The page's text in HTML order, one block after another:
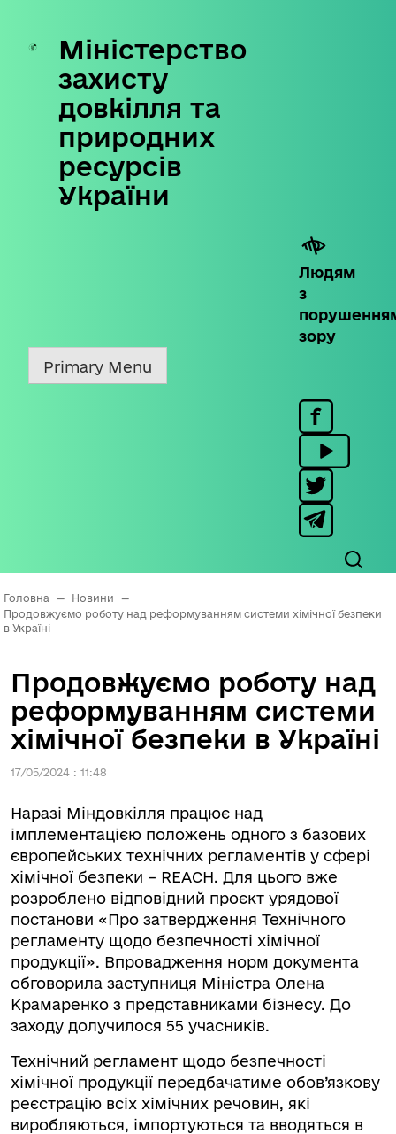
Skip
content
Міністерство
захисту
довкілля та
природних
ресурсів
України
Людям
з
зору
Primary Menu
Головна — Новини
—
Продовжуємо роботу над реформуванням системи хімічної безпеки
в Україні
Продовжуємо роботу над
реформуванням системи
хімічної безпеки в Україні
17/05/2024 : 11:48
Наразі Міндовкілля працює над
імплементацією положень одного з базових
європейських технічних регламентів у сфері
хімічної безпеки – REACH. Для цього вже
розроблено відповідний проєкт урядової
постанови «Про затвердження Технічного
регламенту щодо безпечності хімічної
продукції». Впровадження норм документа
обговорила заступниця Міністра Олена
Крамаренко з представниками бізнесу. До
заходу долучилося 55 учасників.
Технічний регламент щодо безпечності
хімічної продукції передбачатиме обов’язкову
реєстрацію всіх хімічних речовин, які
виробляються, імпортуються та вводяться в